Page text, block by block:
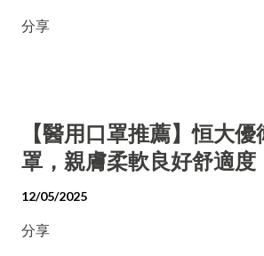
分享
【醫用口罩推薦】恒大優
罩，親膚柔軟良好舒適度
12/05/2025
分享